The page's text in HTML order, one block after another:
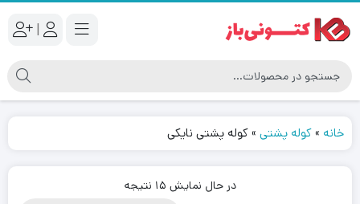
|
خانه »کوله پشتی »کوله پشتی نایکی
در حال نمایش 15 نتیجه
مرتب‌سازی